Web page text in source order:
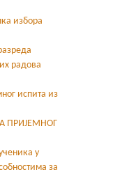
избора
радова
испита из
ПРИЈЕМНОГ
у
за